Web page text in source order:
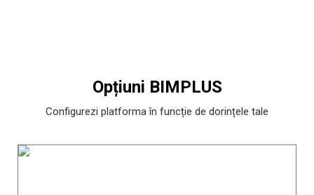
Opțiuni BIMPLUS
Configurezi platforma în funcție de dorințele tale